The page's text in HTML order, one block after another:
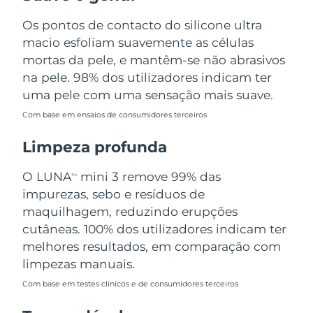
Os pontos de contacto do silicone ultra
macio esfoliam suavemente as células
mortas da pele, e mantêm-se não abrasivos
na pele. 98% dos utilizadores indicam ter
uma pele com uma sensação mais suave.
Com base em ensaios de consumidores terceiros
Limpeza profunda
O LUNATM
mini 3 remove 99% das
impurezas, sebo e resíduos de
maquilhagem, reduzindo erupções
cutâneas. 100% dos utilizadores indicam ter
melhores resultados, em comparação com
limpezas manuais.
Com base em testes clínicos e de consumidores terceiros
Filipinas Entrega prevista
Polônia Entrega prevista8/11/26
Portugal
Porto Rico
Catar Entrega prevista
Reunião Entrega prevista
Romênia Entrega prevista
Rússia
Arábia Saudita